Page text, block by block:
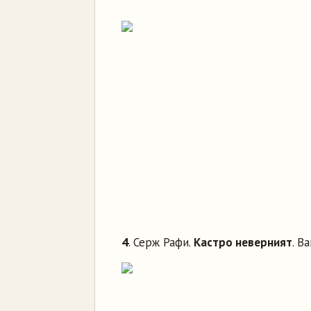
4. Серж Рафи. Кастро неверният.